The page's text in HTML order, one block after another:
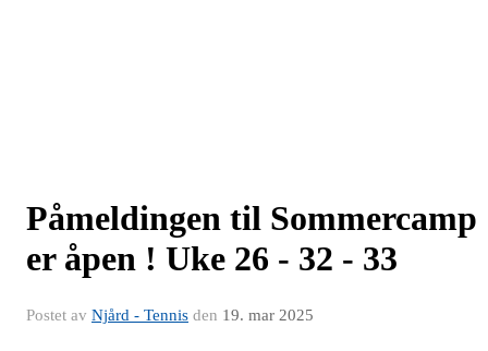
Påmeldingen til Sommercamp
er åpen ! Uke 26 - 32 - 33
Postet av Njård - Tennis den 19. mar 2025